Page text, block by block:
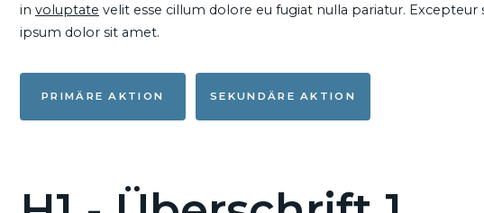
in voluptate velit esse cillum dolore eu fugiat nulla pariatur.
ipsum dolor sit amet.
PRIMÄRE AKTION SEKUNDÄRE AKTION